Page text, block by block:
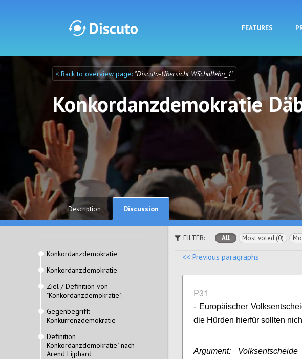
FEATURES
Discuto
< Back to overview page: "Discuto-Übersicht WSchallehn_1"
Konkordanzdemokratie
Description Discussion
Konkordanzdemokratie
Konkordanzdemokratie
Ziel / Definition von
"Konkordanzdemokratie":
Gegenbegriff:
Konkurrenzdemokratie
Definition
Konkordanzdemokratie" nach
Arend Lijphard
FILTER: All Most voted (0)
<< Previous paragraphs
P31
- Europäischer
die Hürden hierfür sollten
Argument: